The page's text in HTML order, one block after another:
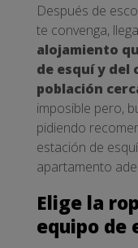
Después de
te convenga,
alojamiento
de esquí y del
población
imposible pero,
pidiendo
estación de
apartamento
Elige la
equipo de